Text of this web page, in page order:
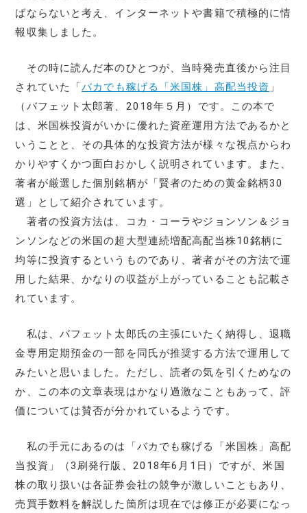
ばならないと考え、インターネットや書籍で積極的に情
報収集しました。
その時に読んだ本のひとつが、当時発売直後から注目
されていた「バカでも稼げる「米国株」高配当投資 」
（バフェット太郎著、2018年５月）です。この本で
は、米国株投資がいかに優れた資産運用方法であるかと
いうことと、その具体的な投資方法が様々な視点からわ
かりやすくかつ面白おかしく説明されています。また、
著者が厳選した個別銘柄が「賢者のための黄金銘柄30
選」として紹介されています。
著者の投資方法は、コカ・コーラやジョンソン＆ジョ
ンソンなどの米国の超大型連続増配高配当株10銘柄に
均等に投資するというものであり、著者がその方法で運
用した結果、かなりの収益が上がっていることも記載さ
れています。
私は、バフェット太郎氏の主張にいたく納得し、退職
金専用定期預金の一部を同氏が推奨する方法で運用して
みたいと思いました。ただし、読者の気を引くためなの
か、この本の文章表現はかなり過激なこともあって、評
価については賛否が分かれているようです。
私の手元にあるのは「バカでも稼げる「米国株」高配
当投資」（3刷発行版、2018年6月1日）ですが、米国
株の取り扱いは各証券会社の競争が激しいこともあり、
売買手数料を解説した箇所は現在では修正が必要になっ